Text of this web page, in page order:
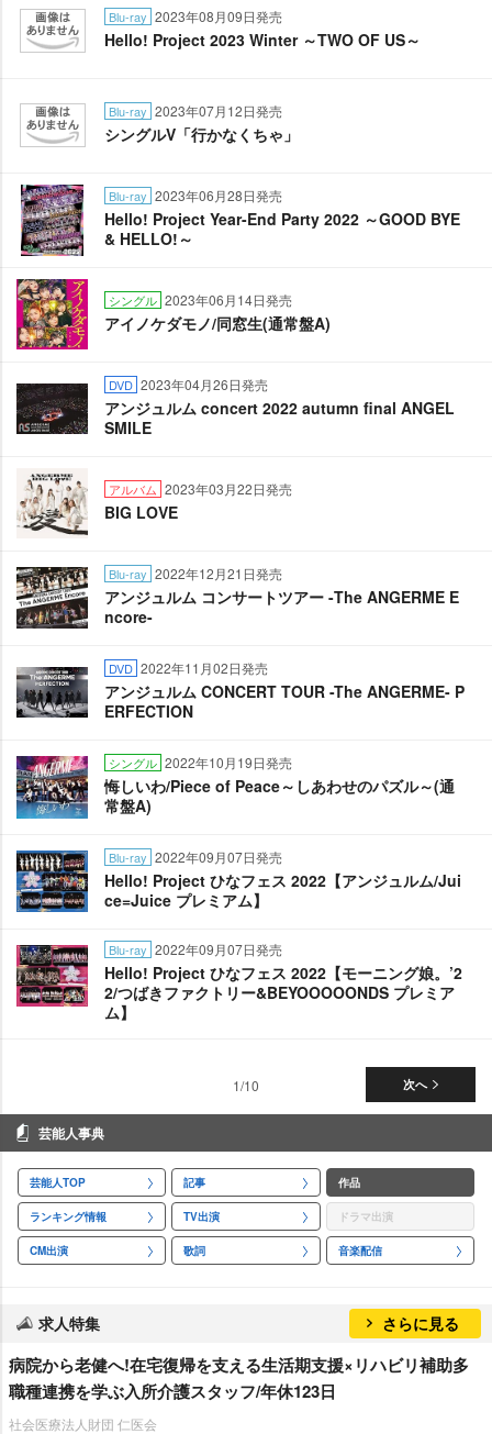
Blu-ray 2023年08月09日発売
Hello! Project 2023 Winter ～TWO OF US～
Blu-ray 2023年07月12日発売
シングルV「行かなくちゃ」
Blu-ray 2023年06月28日発売
Hello! Project Year-End Party 2022 ～GOOD BYE
& HELLO!～
シングル 2023年06月14日発売
アイノケダモノ/同窓生(通常盤A)
DVD 2023年04月26日発売
アンジュルム concert 2022 autumn final ANGEL
SMILE
アルバム 2023年03月22日発売
BIG LOVE
Blu-ray 2022年12月21日発売
アンジュルム コンサートツアー -The ANGERME E
ncore-
DVD 2022年11月02日発売
アンジュルム CONCERT TOUR -The ANGERME- P
ERFECTION
シングル 2022年10月19日発売
悔しいわ/Piece of Peace～しあわせのパズル～(通
常盤A)
Blu-ray 2022年09月07日発売
Hello! Project ひなフェス 2022【アンジュルム/Jui
ce=Juice プレミアム】
Blu-ray 2022年09月07日発売
Hello! Project ひなフェス 2022【モーニング娘。’2
2/つばきファクトリー&BEYOOOOONDS プレミア
ム】
次へ
1/10
芸能人事典
芸能人TOP 記事 作品
ランキング情報 TV出演 ドラマ出演
CM出演 歌詞 音楽配信
求人特集 さらに見る
病院から老健へ!在宅復帰を支える生活期支援×リハビリ補助多
職種連携を学ぶ入所介護スタッフ/年休123日
社会医療法人財団 仁医会